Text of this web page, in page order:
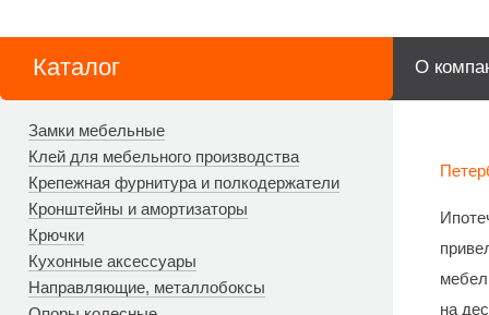
Каталог О
Замки мебельные
Клей для мебельного производства
Крепежная фурнитура и полкодержатели
Кронштейны и амортизаторы
Крючки
Кухонные аксессуары
Направляющие, металлобоксы
на